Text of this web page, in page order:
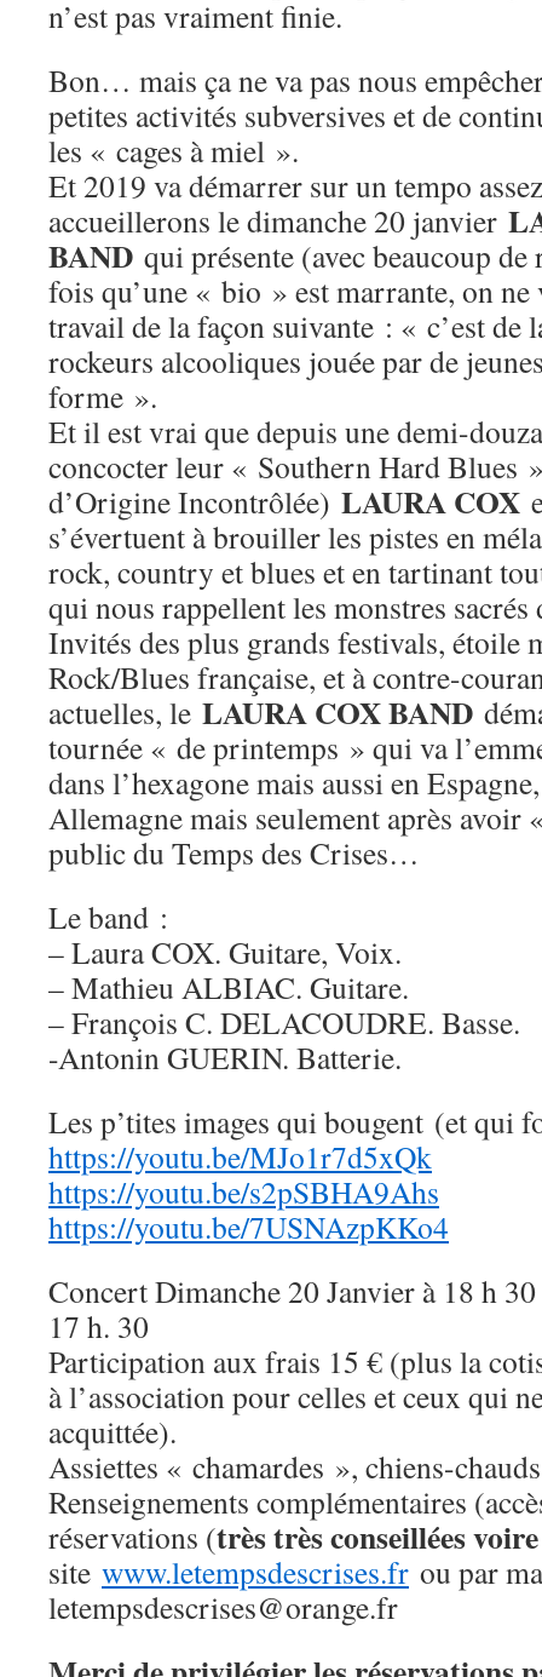
n’est pas vraiment finie.
Bon… mais ça ne va pas nous
petites activités subversives et de
les « cages à miel ».
Et 2019 va démarrer sur un tempo
accueillerons le dimanche 20 janvier
BAND qui présente (avec beaucoup
fois qu’une « bio » est marrante, on ne
travail de la façon suivante : « c’est de
rockeurs alcooliques jouée par de
forme ».
Et il est vrai que depuis une demi-
concocter leur « Southern Hard Blues
d’Origine Incontrôlée) LAURA COX
s’évertuent à brouiller les pistes en
rock, country et blues et en tartinant
qui nous rappellent les monstres sacrés
Invités des plus grands festivals, étoile
Rock/Blues française, et à contre-
actuelles, le LAURA COX BAND
tournée « de printemps » qui va
dans l’hexagone mais aussi en
Allemagne mais seulement après avoir
public du Temps des Crises…
Le band :
– Laura COX. Guitare, Voix.
– Mathieu ALBIAC. Guitare.
– François C. DELACOUDRE. Basse.
-Antonin GUERIN. Batterie.
Les p’tites images qui bougent (et qui
https://youtu.be/MJo1r7d5xQk
https://youtu.be/s2pSBHA9Ahs
https://youtu.be/7USNAzpKKo4
Concert Dimanche 20 Janvier à 18 h
17 h. 30
Participation aux frais 15 € (plus la
à l’association pour celles et ceux qui
acquittée).
Assiettes « chamardes », chiens-
Renseignements complémentaires
réservations (très très conseillées
site www.letempsdescrises.fr ou par
letempsdescrises@orange.fr